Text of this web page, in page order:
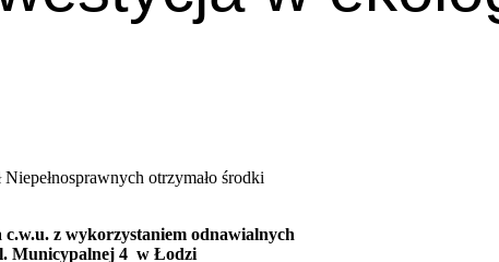
otrzymało środki
z wykorzystaniem odnawialnych
Municypalnej 4 w Łodzi